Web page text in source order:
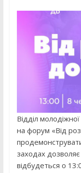
Відділ
на форум «Від
заходах дозволяє
відбудеться о